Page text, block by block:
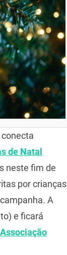
de Natal
neste fim de
por crianças
A
e ficará